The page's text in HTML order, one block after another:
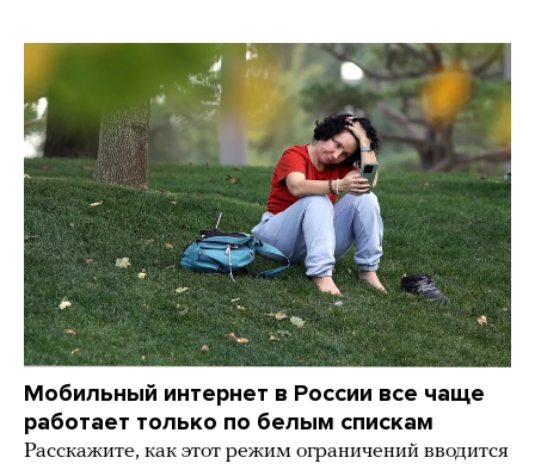
Мобильный интернет в России все чаще
работает только по белым спискам
Расскажите, как этот режим ограничений вводится